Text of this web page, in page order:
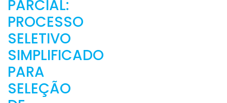
PARCIAL:
PROCESSO
SELETIVO
SIMPLIFICADO
PARA
SELEÇÃO